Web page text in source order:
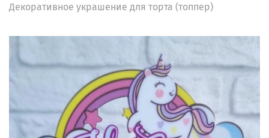
Декоративное украшение для торта (топпер)